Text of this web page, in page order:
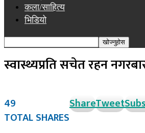
कला/साहित्य
भिडियो
स्वास्थ्यप्रति सचेत रहन
49
TOTAL SHARES
ShareTweet